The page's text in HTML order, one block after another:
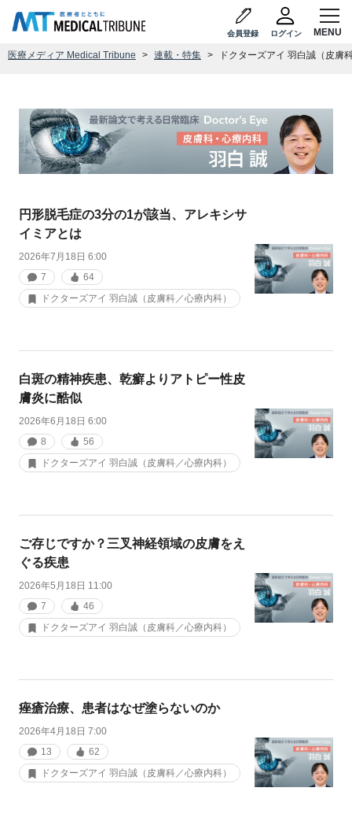
会員登録 ログイン
医療メディア Medical Tribune 連載・特集 ドクターズアイ 羽白誠（皮膚
円形脱毛症の3分の1が該当、アレキシサ
イミアとは
2026年7月18日 6:00
7
64
ドクターズアイ 羽白誠（皮膚科／心療内科）
白斑の精神疾患、乾癬よりアトピー性皮
膚炎に酷似
2026年6月18日 6:00
8
56
ドクターズアイ 羽白誠（皮膚科／心療内科）
ご存じですか？三叉神経領域の皮膚をえ
ぐる疾患
2026年5月18日 11:00
7
46
ドクターズアイ 羽白誠（皮膚科／心療内科）
痤瘡治療、患者はなぜ塗らないのか
2026年4月18日 7:00
13
62
ドクターズアイ 羽白誠（皮膚科／心療内科）